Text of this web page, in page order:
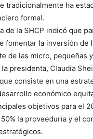
tradicionalmente ha
formal.
de la SHCP indicó que
fomentar la inversión de
de las micro, pequeñas
presidenta, Claudia
consiste en una
económico
objetivos para el
la proveeduría y el